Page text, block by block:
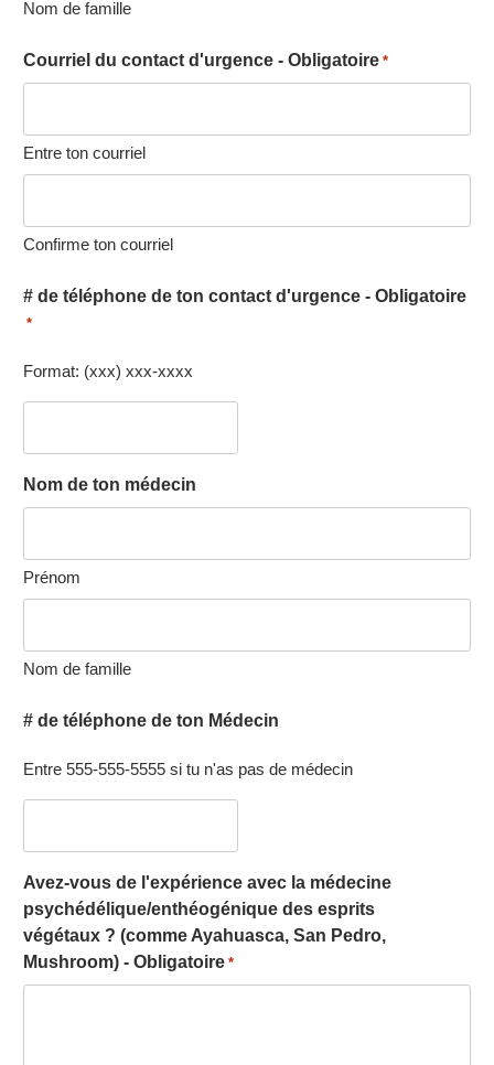
Nom de famille
Courriel du contact d'urgence - Obligatoire *
Entre ton courriel
Confirme ton courriel
# de téléphone de ton contact d'urgence - Obligatoire
*
Format: (xxx) xxx-xxxx
Nom de ton médecin
Prénom
Nom de famille
# de téléphone de ton Médecin
Entre 555-555-5555 si tu n'as pas de médecin
Avez-vous de l'expérience avec la médecine
psychédélique/enthéogénique des esprits
végétaux ? (comme Ayahuasca, San Pedro,
Mushroom) - Obligatoire *